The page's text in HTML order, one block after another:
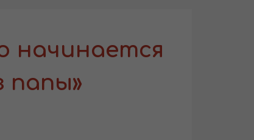
начинается
папы»